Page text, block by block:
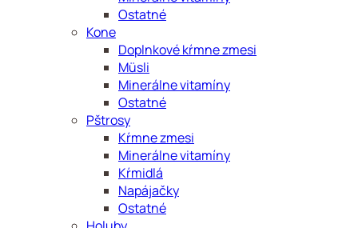
Ostatné
Kone
Doplnkové kŕmne zmesi
Müsli
Minerálne vitamíny
Ostatné
Pštrosy
Kŕmne zmesi
Minerálne vitamíny
Kŕmidlá
Napájačky
Ostatné